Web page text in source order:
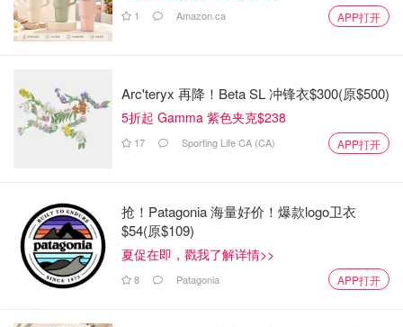
1 Amazon.ca APP打开
Arc'teryx 再降！Beta SL 冲锋衣$300(原$500)
5折起 Gamma 紫色夹克$238
17 Sporting Life CA (CA) APP打开
抢！Patagonia 海量好价！爆款logo卫衣
$54(原$109)
夏促在即，戳我了解详情>>
8 Patagonia APP打开